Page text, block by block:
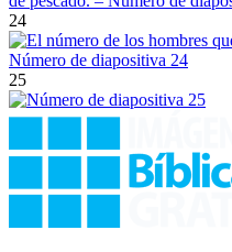
24
25